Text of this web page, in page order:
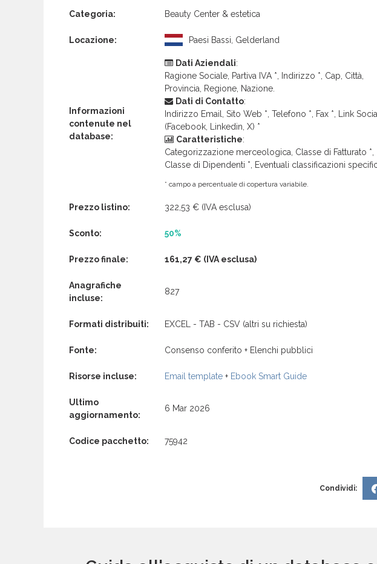
Categoria: Beauty Center & estetica
Locazione: Paesi Bassi, Gelderland
Informazioni
contenute nel
database:
Dati Aziendali:
Ragione Sociale, Partiva IVA *, Indirizzo *, Cap, Città,
Provincia, Regione, Nazione.
Dati di Contatto:
Indirizzo Email, Sito Web *, Telefono *, Fax *, Link Social
(Facebook, Linkedin, X) *
Caratteristiche:
Categorizzazione merceologica, Classe di Fatturato *,
Classe di Dipendenti *, Eventuali classificazioni
* campo a percentuale di copertura variabile.
Prezzo listino: 322,53 € (IVA esclusa)
Sconto: 50%
Prezzo finale: 161,27 € (IVA esclusa)
Anagrafiche
incluse:
827
Formati distribuiti: EXCEL - TAB - CSV (altri su richiesta)
Fonte: Consenso conferito + Elenchi pubblici
Risorse incluse: Email template + Ebook Smart Guide
Ultimo
aggiornamento:
6 Mar 2026
Codice pacchetto: 75942
Condividi: